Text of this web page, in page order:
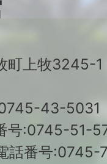
町上牧3245-1
43-5031
号:0745-51-
話番号:0745-